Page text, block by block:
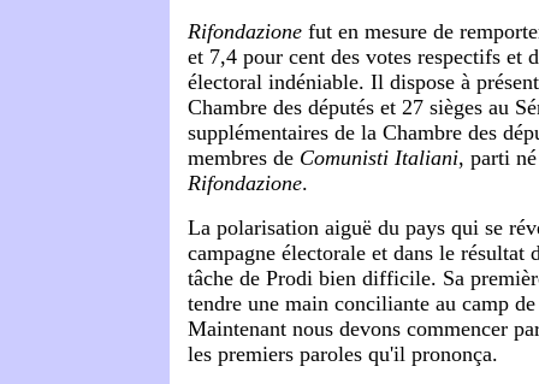
Rifondazione fut en mesure de
et 7,4 pour cent des votes respectifs et
électoral indéniable. Il dispose à
Chambre des députés et 27 sièges au
supplémentaires de la Chambre des
membres de Comunisti Italiani, parti
Rifondazione.
La polarisation aiguë du pays qui se
campagne électorale et dans le résultat
tâche de Prodi bien difficile. Sa
tendre une main conciliante au camp
Maintenant nous devons commencer
les premiers paroles qu'il prononça.